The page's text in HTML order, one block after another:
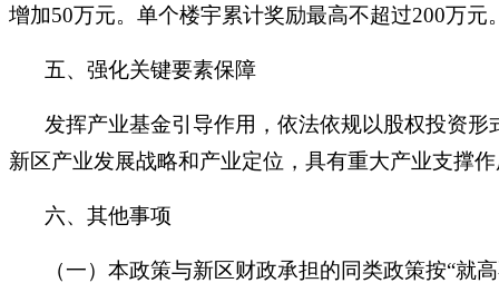
增加50万元。单个楼宇累计奖励最高不超过200万元
五、强化关键要素保障
发挥产业基金引导作用，依法依规以股权投资
新区产业发展战略和产业定位，具有重大产业支撑
六、其他事项
（一）本政策与新区财政承担的同类政策按“就